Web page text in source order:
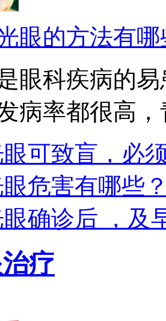
眼的方法有哪
眼科疾病的
病率都很高
可致盲，必
危害有哪些
确诊后 ，及
疗